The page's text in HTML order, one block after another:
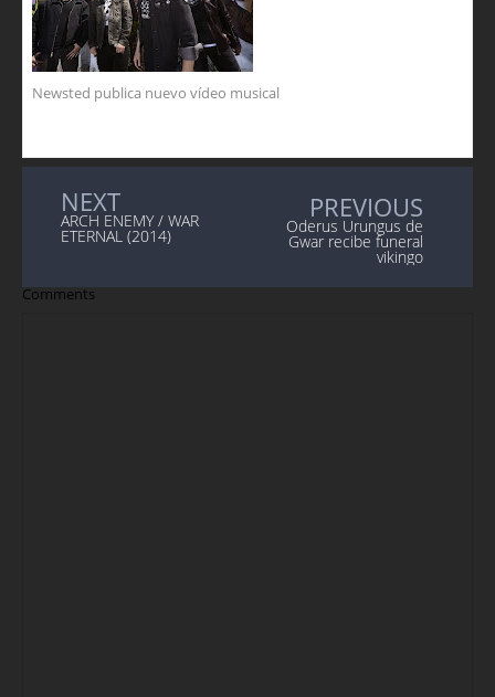
Newsted publica nuevo vídeo musical
NEXT
ARCH ENEMY / WAR
ETERNAL (2014)
PREVIOUS
Oderus Urungus de
Gwar recibe funeral
vikingo
Comments